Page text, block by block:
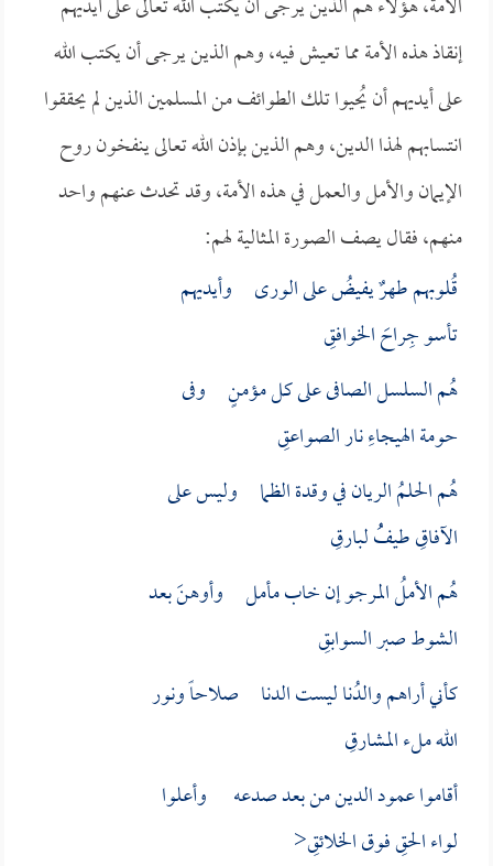
إنقاذ هذه الأمة مما تعيش فيه، وهم الذين يرجى أن يكتب الله
على أيديهم أن يُحيوا تلك الطوائف من المسلمين الذين لم يحققوا
انتسابهم لهذا الدين، وهم الذين بإذن الله تعالى ينفخون روح
الإيمان والأمل والعمل في هذه الأمة، وقد تحدث عنهم واحد
منهم، فقال يصف الصورة المثالية لهم:
قُلوبهم طهرٌ يفيضُ على الورى وأيديهم
تأسو جِراحَ الخوافقِ
هُم السلسل الصافى على كل مؤمنٍ وفى
حومة الهيجاءِ نار الصواعقِ
هُم الحلمُ الريان في وقدة الظما وليس على
الآفاقِ طيفُُ لبارقِ
هُم الأملُ المرجو إن خاب مأمل وأوهنَ بعد
الشوط صبر السوابقِ
كأني أراهم والدُنا ليست الدنا صلاحاً ونور
الله ملء المشارقِ
أقاموا عمود الدين من بعد صدعه وأعلوا
لواء الحقِ فوق الخلائقِ<